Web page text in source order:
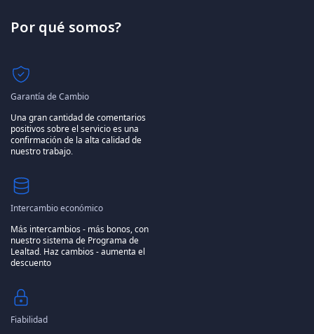
Por qué somos?
Garantía de Cambio
Una gran cantidad de comentarios
positivos sobre el servicio es una
confirmación de la alta calidad de
nuestro trabajo.
Intercambio económico
Más intercambios - más bonos, con
nuestro sistema de Programa de
Lealtad. Haz cambios - aumenta el
descuento
Fiabilidad